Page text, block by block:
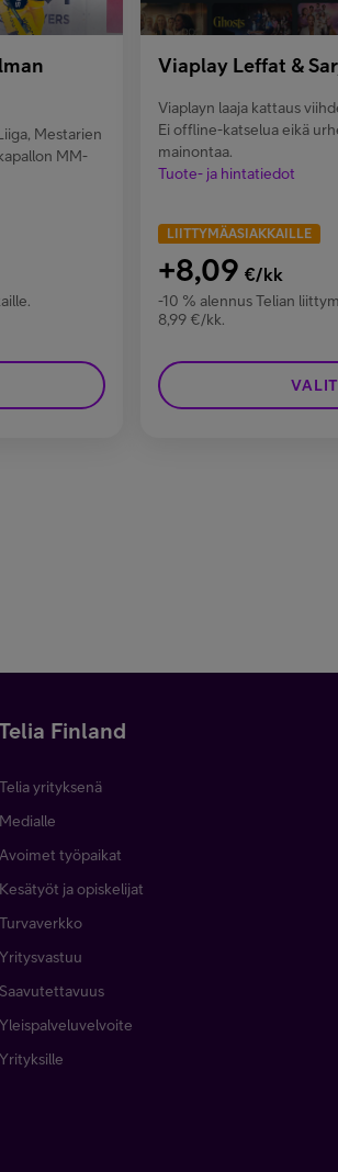
Mestarien
MM-
Viaplay Leffat &
Viaplayn laaja kattaus
Ei offline-katselua eikä
mainontaa.
Tuote- ja hintatiedot
LIITTYMÄASIAKKAILLE
+8,09 €/kk
-10 % alennus Telian
8,99 €/kk.
Finland
Telia yrityksenä
Medialle
Avoimet työpaikat
Kesätyöt ja opiskelijat
Turvaverkko
Yritysvastuu
Saavutettavuus
Yleispalveluvelvoite
Yrityksille